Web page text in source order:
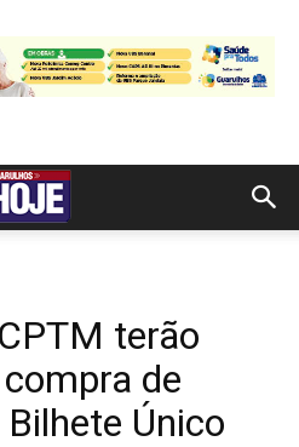
terão
de
Único